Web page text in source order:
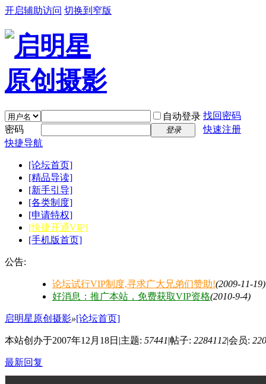
开启辅助访问 切换到窄版
自动登录 找回密码
密码
登录
快速注册
快捷导航
[论坛首页]
[精品导读]
[新手引导]
[各类制度]
[申请特权]
[快捷开通VIP]
[手机版首页]
公告:
论坛试行VIP制度,寻求广大兄弟们赞助!(2009-11-19)
好消息：推广本站，免费获取VIP资格(2010-9-4)
启明星原创摄影»[论坛首页]
本站创办于2007年12月18日 |主题: 57441|帖子: 2284112|会员:
最新回复